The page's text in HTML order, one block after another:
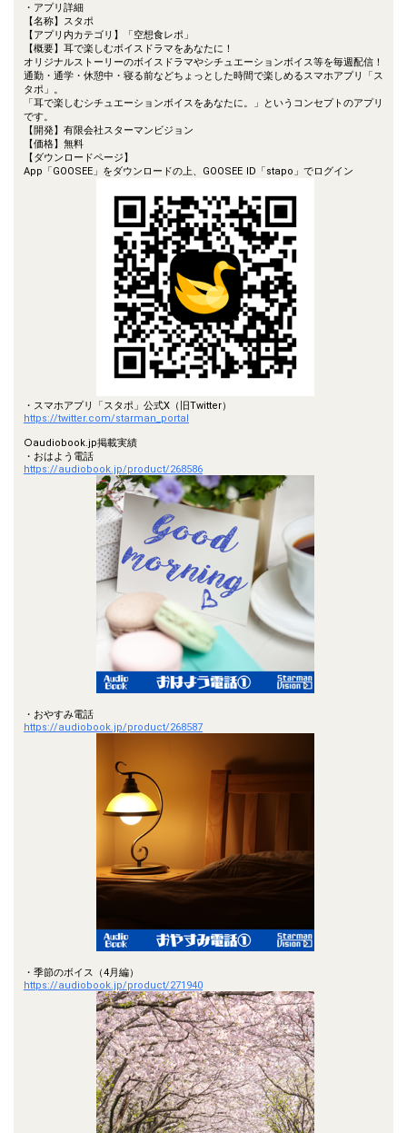
・アプリ詳細
【名称】スタポ
【アプリ内カテゴリ】「空想食レポ」
【概要】耳で楽しむボイスドラマをあなたに！
オリジナルストーリーのボイスドラマやシチュエーションボイス等を毎週配信！
通勤・通学・休憩中・寝る前などちょっとした時間で楽しめるスマホアプリ「ス
タポ」。
「耳で楽しむシチュエーションボイスをあなたに。」というコンセプトのアプリ
です。
【開発】有限会社スターマンビジョン
【価格】無料
【ダウンロードページ】
App「GOOSEE」をダウンロードの上、GOOSEE ID「stapo」でログイン
・スマホアプリ「スタポ」公式X（旧Twitter）
https://twitter.com/starman_portal
○audiobook.jp掲載実績
・おはよう電話
https://audiobook.jp/product/268586
・おやすみ電話
https://audiobook.jp/product/268587
・季節のボイス（4月編）
https://audiobook.jp/product/271940